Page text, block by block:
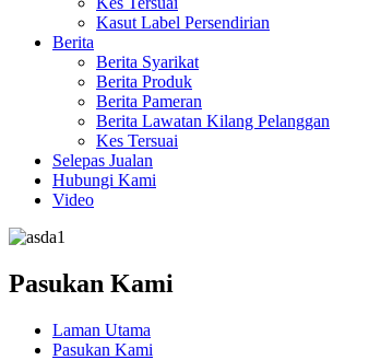
Kasut Label Persendirian
Berita
Berita Syarikat
Berita Produk
Berita Pameran
Berita Lawatan Kilang Pelanggan
Kes Tersuai
Selepas Jualan
Hubungi Kami
Video
Pasukan Kami
Laman Utama
Pasukan Kami